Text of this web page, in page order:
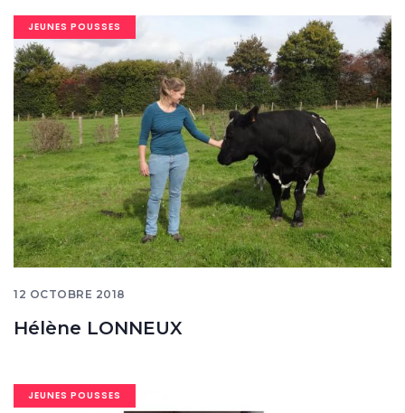
JEUNES POUSSES
Image
banner
12 OCTOBRE 2018
Hélène LONNEUX
JEUNES POUSSES
Image